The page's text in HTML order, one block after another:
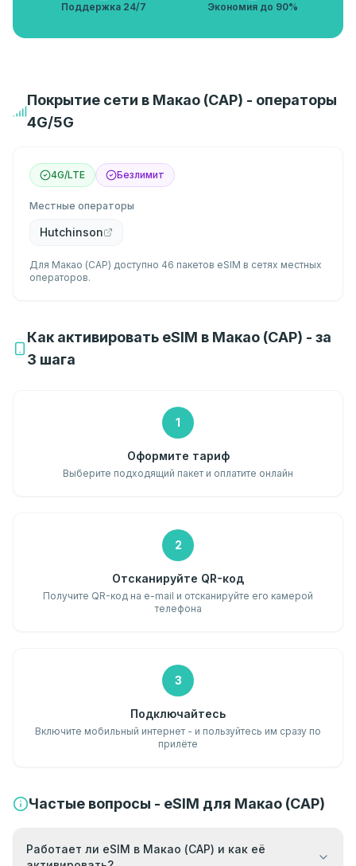
Поддержка 24/7 Экономия до 90%
Покрытие сети в Макао (САР) - операторы
4G/5G
4G/LTE Безлимит
Местные операторы
Hutchinson
Для Макао (САР) доступно 46 пакетов eSIM в сетях местных
операторов.
Как активировать eSIM в Макао (САР) - за
3 шага
1
Оформите тариф
Выберите подходящий пакет и оплатите онлайн
2
Отсканируйте QR-код
Получите QR-код на e-mail и отсканируйте его камерой
телефона
3
Подключайтесь
Включите мобильный интернет - и пользуйтесь им сразу по
прилёте
Частые вопросы - eSIM для Макао (САР)
Работает ли eSIM в Макао (САР) и как её